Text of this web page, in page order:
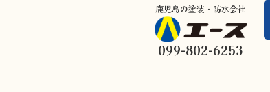
鹿児島の塗装・防水会社
099-802-6253